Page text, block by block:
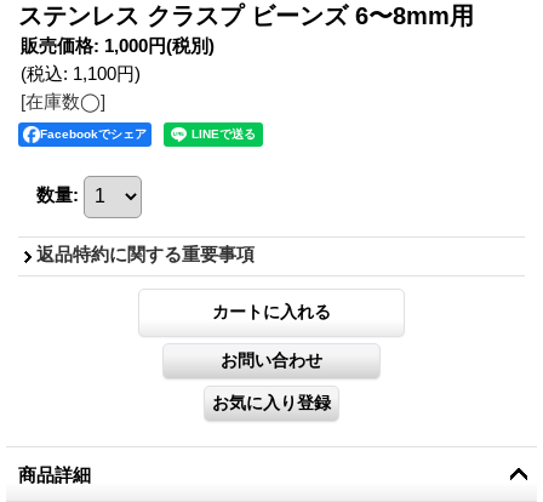
ステンレス クラスプ ビーンズ 6〜8mm用
販売価格: 1,000円(税別)
(税込: 1,100円)
[在庫数◯]
Facebookでシェア
数量:
返品特約に関する重要事項
商品詳細